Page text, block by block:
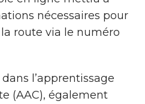
nécessaires pour
la route via le numéro
l’apprentissage
(AAC), également